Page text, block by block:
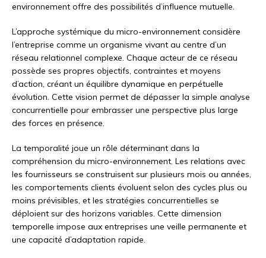
environnement offre des possibilités d’influence mutuelle.
L’approche systémique du micro-environnement considère
l’entreprise comme un organisme vivant au centre d’un
réseau relationnel complexe. Chaque acteur de ce réseau
possède ses propres objectifs, contraintes et moyens
d’action, créant un équilibre dynamique en perpétuelle
évolution. Cette vision permet de dépasser la simple analyse
concurrentielle pour embrasser une perspective plus large
des forces en présence.
La temporalité joue un rôle déterminant dans la
compréhension du micro-environnement. Les relations avec
les fournisseurs se construisent sur plusieurs mois ou années,
les comportements clients évoluent selon des cycles plus ou
moins prévisibles, et les stratégies concurrentielles se
déploient sur des horizons variables. Cette dimension
temporelle impose aux entreprises une veille permanente et
une capacité d’adaptation rapide.